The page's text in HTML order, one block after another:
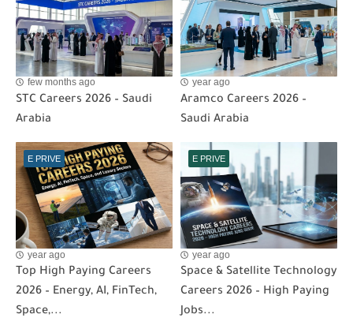
few months ago
STC Careers 2026 – Saudi
Arabia
year ago
Aramco Careers 2026 –
Saudi Arabia
E PRIVE
year ago
Top High Paying Careers
2026 – Energy, AI, FinTech,
Space,...
E PRIVE
year ago
Space & Satellite Technology
Careers 2026 – High Paying
Jobs...